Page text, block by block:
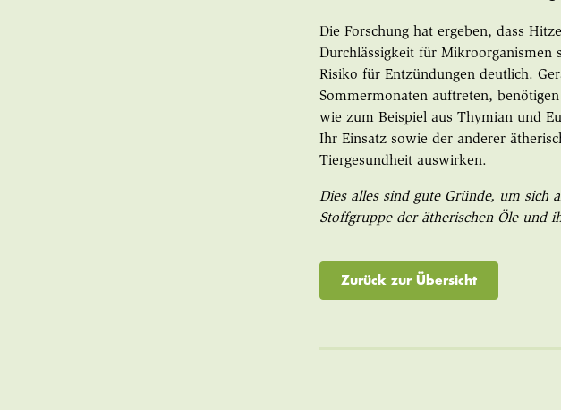
Die Forschung hat ergeben, dass
Durchlässigkeit für Mikroorganismen
Risiko für Entzündungen deutlich.
Sommermonaten auftreten,
wie zum Beispiel aus Thymian und
Ihr Einsatz sowie der anderer
Tiergesundheit auswirken.
Dies alles sind gute Gründe, um sich
Stoffgruppe der ätherischen Öle und
Zurück zur Übersicht